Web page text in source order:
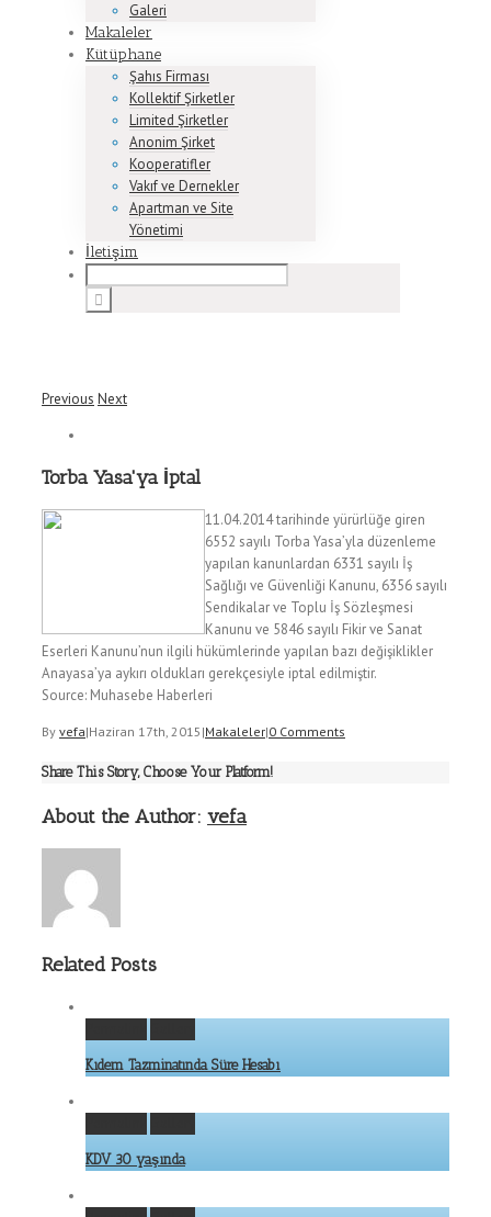
Galeri
Makaleler
Kütüphane
Şahıs Firması
Kollektif Şirketler
Limited Şirketler
Anonim Şirket
Kooperatifler
Vakıf ve Dernekler
Apartman ve Site
Yönetimi
İletişim
Previous Next
Torba Yasa'ya İptal
11.04.2014 tarihinde yürürlüğe giren
6552 sayılı Torba Yasa’yla düzenleme
yapılan kanunlardan 6331 sayılı İş
Sağlığı ve Güvenliği Kanunu, 6356 sayılı
Sendikalar ve Toplu İş Sözleşmesi
Kanunu ve 5846 sayılı Fikir ve Sanat
Eserleri Kanunu’nun ilgili hükümlerinde yapılan bazı değişiklikler
Anayasa’ya aykırı oldukları gerekçesiyle iptal edilmiştir.
Source: Muhasebe Haberleri
By vefa|Haziran 17th, 2015 |Makaleler|0 Comments
Share This Story, Choose Your Platform!
About the Author: vefa
Related Posts
Kıdem Tazminatında Süre Hesabı
KDV 30 yaşında